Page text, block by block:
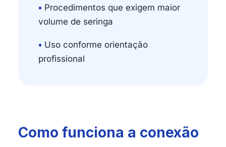
• Procedimentos que exigem maior
volume de seringa
• Uso conforme orientação
profissional
Como funciona a conexão